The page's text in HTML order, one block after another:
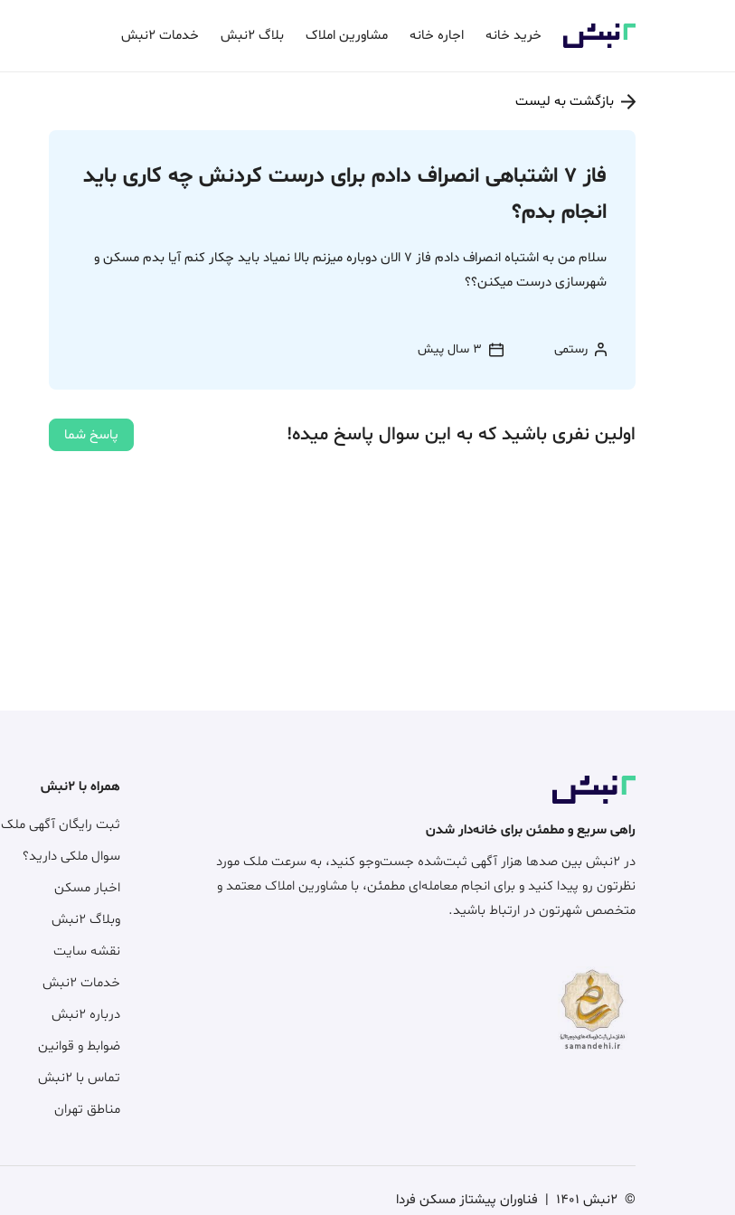
خرید خانه اجاره خانه مشاورین املاک بلاگ ۲نبش خدمات ۲نبش
بازگشت به لیست
فاز 7 اشتباهی انصراف دادم برای درست کردنش چه کاری باید
انجام بدم؟
سلام من به اشتباه انصراف دادم فاز 7 الان دوباره میزنم بالا نمیاد باید چکار کنم آیا بدم مسکن و
شهرسازی درست میکنن؟؟
رستمی 3 سال پیش
اولین نفری باشید که به این سوال پاسخ میده! پاسخ شما
راهی سریع و مطمئن برای خانه‌دار شدن
در ۲نبش بین صدها هزار آگهی ثبت‌شده جست‌وجو کنید، به سرعت ملک مورد
نظرتون رو پیدا کنید و برای انجام معامله‌ای مطمئن، با مشاورین املاک معتمد و
متخصص شهرتون در ارتباط باشید.
همراه با ۲نبش
ثبت رایگان آگهی ملک
سوال ملکی دارید؟
اخبار مسکن
وبلاگ ۲نبش
نقشه سایت
خدمات ۲نبش
درباره ۲نبش
ضوابط و قوانین
تماس با ۲نبش
مناطق تهران
© 2نبش 1401 | فناوران پیشتاز مسکن فردا